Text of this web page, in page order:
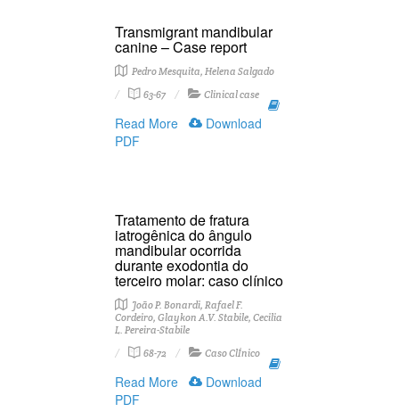
Transmigrant mandibular
canine – Case report
Pedro Mesquita, Helena Salgado
63-67
Clinical case
Read More
Download
PDF
Tratamento de fratura
iatrogênica do ângulo
mandibular ocorrida
durante exodontia do
terceiro molar: caso clínico
João P. Bonardi, Rafael F.
Cordeiro, Glaykon A.V. Stabile, Cecilia
L. Pereira-Stabile
68-72
Caso ClÍnico
Read More
Download
PDF